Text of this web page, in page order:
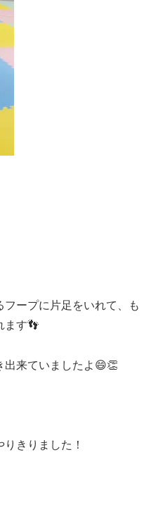
ープに片足をいれて、も
ます👣
出来ていましたよ😄👏
きりました！